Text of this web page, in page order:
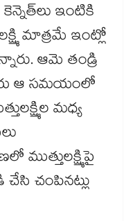
ఇంటికి
మాత్రమే ఇంట్లో
ఆమె తండ్రి
ఆ సమయంలో
మధ్య
ముత్తులక్ష్మిపై
చంపినట్లు